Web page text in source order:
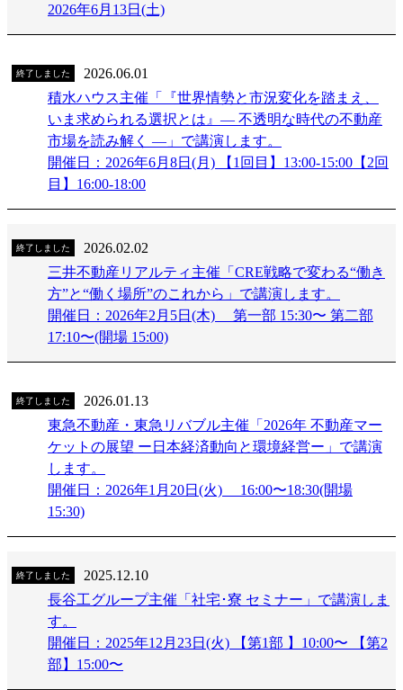
2026年6月13日(土)
終了しました
2026.06.01
積水ハウス主催「『世界情勢と市況変化を踏まえ、
いま求められる選択とは』― 不透明な時代の不動産
市場を読み解く ―」で講演します。
開催日：2026年6月8日(月) 【1回目】13:00-15:00【2回
目】16:00-18:00
終了しました
2026.02.02
三井不動産リアルティ主催「CRE戦略で変わる“働き
方”と“働く場所”のこれから」で講演します。
開催日：2026年2月5日(木) 第一部 15:30〜 第二部
17:10〜(開場 15:00)
終了しました
2026.01.13
東急不動産・東急リバブル主催「2026年 不動産マー
ケットの展望 ー日本経済動向と環境経営ー」で講演
します。
開催日：2026年1月20日(火) 16:00〜18:30(開場
15:30)
終了しました
2025.12.10
長谷工グループ主催「社宅･寮 セミナー」で講演しま
す。
開催日：2025年12月23日(火) 【第1部 】10:00〜 【第2
部】15:00〜